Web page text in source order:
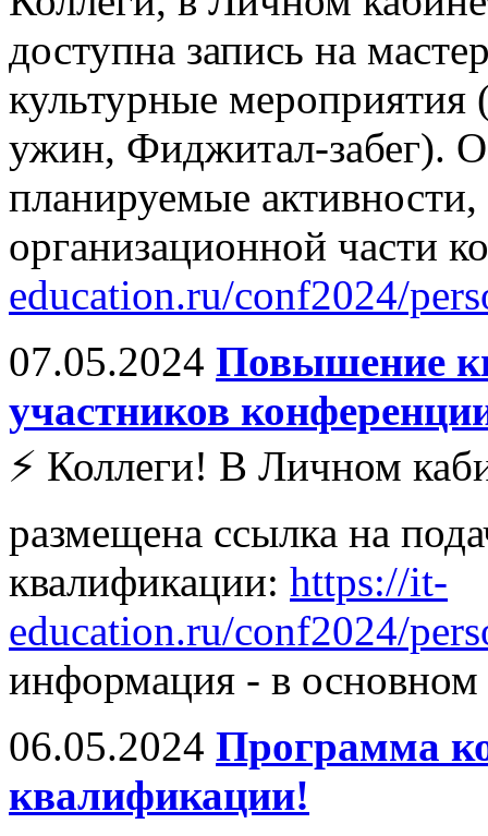
доступна запись на
культурные
ужин, Фиджитал-забег).
планируемые
организационной части
education.ru/conf2024/
07.05.2024 Повышение
участников
⚡️ Коллеги! В Личном
размещена ссылка на
квалификации: https://it-
education.ru/conf2024/
информация - в основном
06.05.2024 Программа
квалификации!